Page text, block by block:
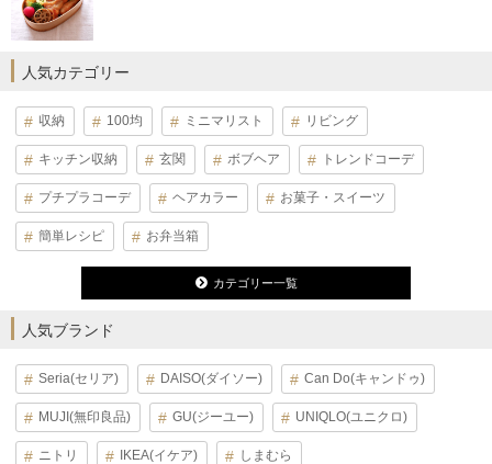
人気カテゴリー
収納 100均 ミニマリスト リビング
キッチン収納 玄関 ボブヘア トレンドコーデ
プチプラコーデ ヘアカラー お菓子・スイーツ
簡単レシピ お弁当箱
カテゴリー一覧
人気ブランド
Seria(セリア) DAISO(ダイソー) Can Do(キャンドゥ)
MUJI(無印良品) GU(ジーユー) UNIQLO(ユニクロ)
ニトリ IKEA(イケア) しまむら